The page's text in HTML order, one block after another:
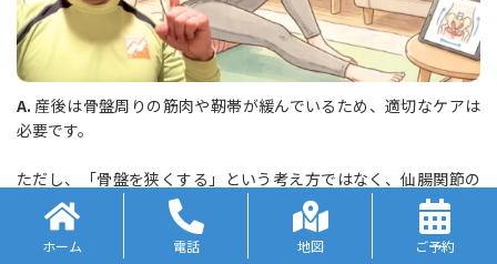
A. 産後は骨盤周りの筋肉や靭帯が緩んでいるため、適切なケアは
必要です。
ただし、「骨盤を狭くする」という考え方ではなく、仙腸関節の
正常な動きを取り戻し、骨盤を支える筋肉を強化することが重要
です。
ホーム 電話 地図 ご予約